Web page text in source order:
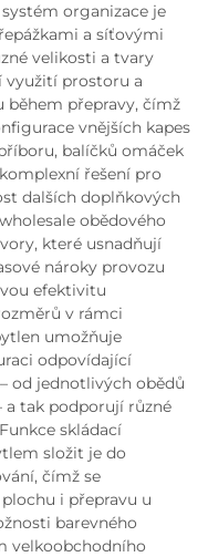
organizace je
a síťovými
velikosti a tvary
využití prostoru a
během přepravy, čímž
vnějších kapes
balíčků omáček
řešení pro
dalších doplňkových
obědového
které usnadňují
nároky provozu
efektivitu
v rámci
umožňuje
odpovídající
od jednotlivých obědů
a tak podporují různé
skládací
složit je do
čímž se
i přepravu u
barevného
velkoobchodního